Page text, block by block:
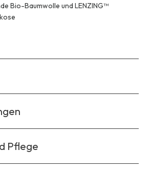
Bio-Baumwolle und LENZING™
Pflege